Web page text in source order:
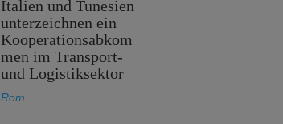
Italien und Tunesien
unterzeichnen ein
Kooperationsabkom
men im Transport-
und Logistiksektor
Rom